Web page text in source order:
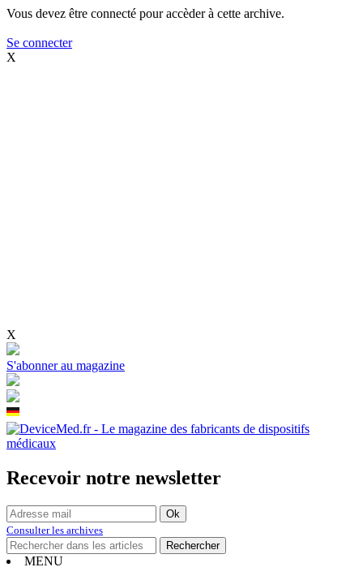
Vous devez être connecté pour accèder à cette archive.
Se connecter
X
X
S'abonner au magazine
Recevoir notre newsletter
Consulter les archives
MENU